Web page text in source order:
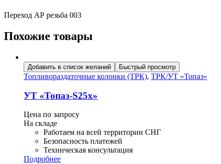
Переход АР резьба 003
Похожие товары
Добавить в список желаний Быстрый просмотр
Топливораздаточные колонки (ТРК), ТРК/УТ «Топаз»
УТ «Топаз-S25х»
Цена по запросу
На складе
Работаем на всей территории СНГ
Безопасность платежей
Техническая консультация
Подробнее